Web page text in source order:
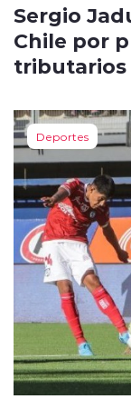
Sergio
Chile por
tributarios
Deportes